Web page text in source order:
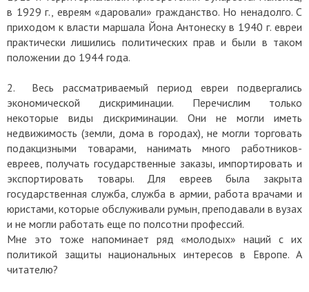
в 1929 г., евреям «даровали» гражданство. Но ненадолго. С
приходом к власти маршала Йона Антонеску в 1940 г. евреи
практически лишились политических прав и были в таком
положении до 1944 года.
2. Весь рассматриваемый период евреи подвергались
экономической дискриминации. Перечислим только
некоторые виды дискриминации. Они не могли иметь
недвижимость (земли, дома в городах), не могли торговать
подакцизными товарами, нанимать много работников-
евреев, получать государственные заказы, импортировать и
экспортировать товары. Для евреев была закрыта
государственная служба, служба в армии, работа врачами и
юристами, которые обслуживали румын, преподавали в вузах
и не могли работать еще по полсотни профессий.
Мне это тоже напоминает ряд «молодых» наций с их
политикой защиты национальных интересов в Европе. А
читателю?